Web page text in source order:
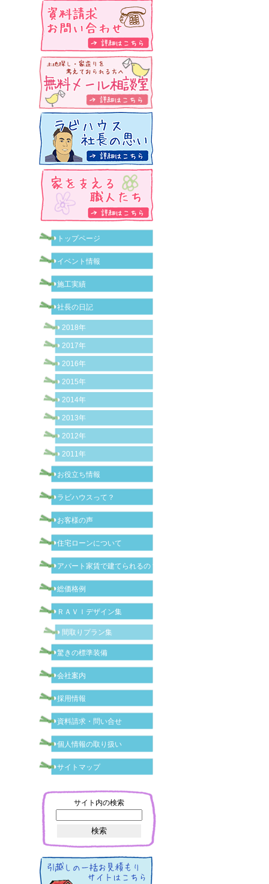
トップページ
イベント情報
施工実績
社長の日記
2018年
2017年
2016年
2015年
2014年
2013年
2012年
2011年
お役立ち情報
ラビハウスって？
お客様の声
住宅ローンについて
アパート家賃で建てられるの？
総価格例
ＲＡＶＩデザイン集
間取りプラン集
驚きの標準装備
会社案内
採用情報
資料請求・問い合せ
個人情報の取り扱い
サイトマップ
サイト内の検索